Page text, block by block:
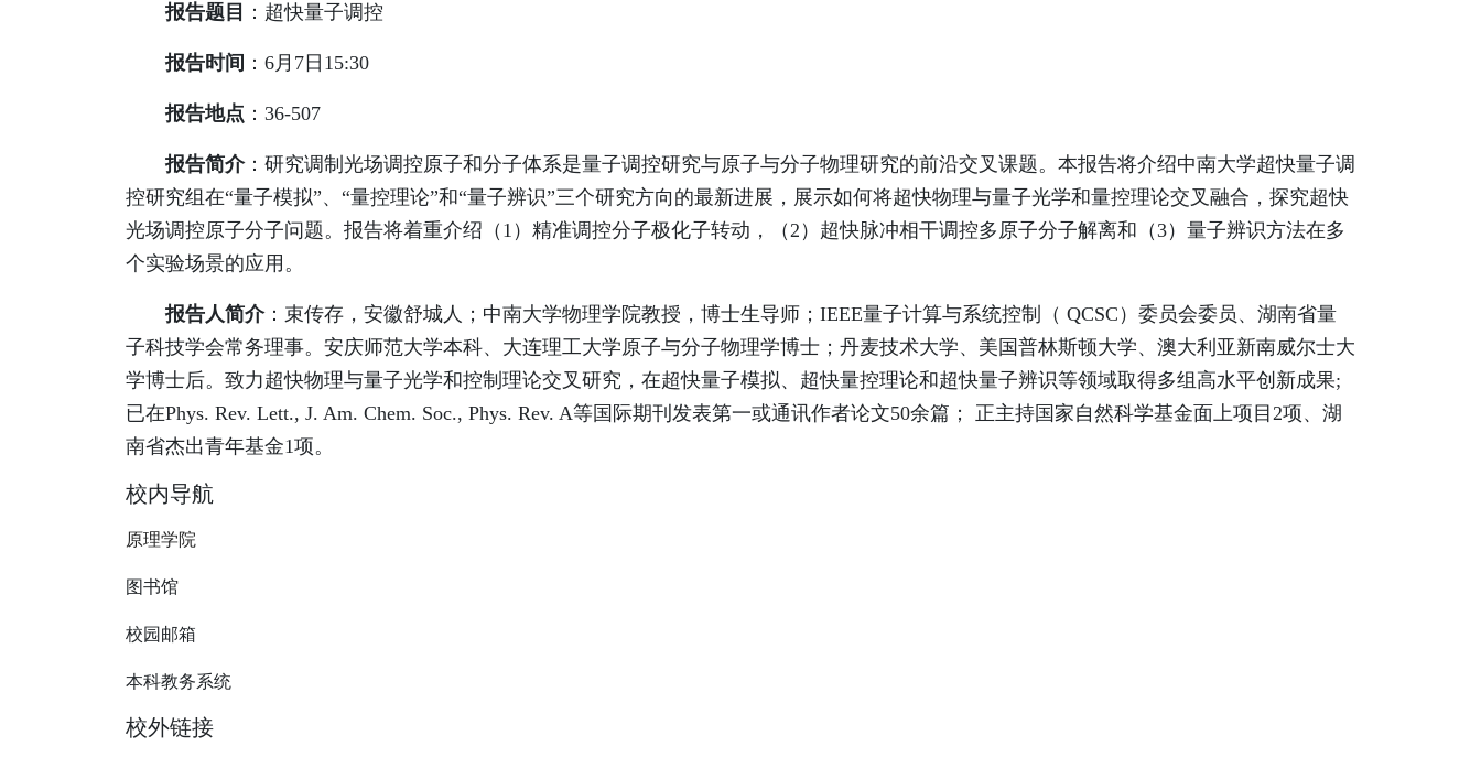
报告题目 ：超快量子调控
报告时间 ：6月7日15:30
报告地点 ：36-507
报告简介：研究调制光场调控原子和分子体系是量子调控研究与原子与分子物理研究的前沿交叉课题。本报告将介绍中南大学超快量子调
控研究组在“量子模拟”、“量控理论”和“量子辨识”三个研究方向的最新进展，展示如何将超快物理与量子光学和量控理论交叉融合，探究超快
光场调控原子分子问题。报告将着重介绍（1）精准调控分子极化子转动，（2）超快脉冲相干调控多原子分子解离和（3）量子辨识方法在多
个实验场景的应用。
报告人简介：束传存，安徽舒城人；中南大学物理学院教授，博士生导师；IEEE量子计算与系统控制（ QCSC）委员会委员、湖南省量
子科技学会常务理事。安庆师范大学本科、大连理工大学原子与分子物理学博士；丹麦技术大学、美国普林斯顿大学、澳大利亚新南威尔士大
学博士后。致力超快物理与量子光学和控制理论交叉研究，在超快量子模拟、超快量控理论和超快量子辨识等领域取得多组高水平创新成果;
已在Phys. Rev. Lett., J. Am. Chem. Soc., Phys. Rev. A等国际期刊发表第一或通讯作者论文50余篇； 正主持国家自然科学基金面上项目2项、湖
南省杰出青年基金1项。
校内导航
原理学院
图书馆
校园邮箱
本科教务系统
校外链接